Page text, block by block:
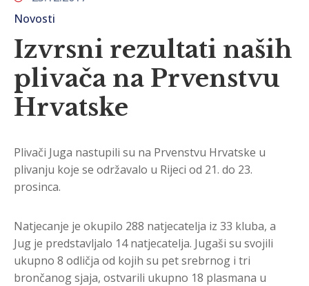
NOVOSTI
KONTAKT
Novosti
Izvrsni rezultati naših
plivača na Prvenstvu
Hrvatske
Plivači Juga nastupili su na Prvenstvu Hrvatske u
plivanju koje se održavalo u Rijeci od 21. do 23.
prosinca.
Natjecanje je okupilo 288 natjecatelja iz 33 kluba, a
Jug je predstavljalo 14 natjecatelja. Jugaši su svojili
ukupno 8 odličja od kojih su pet srebrnog i tri
brončanog sjaja, ostvarili ukupno 18 plasmana u